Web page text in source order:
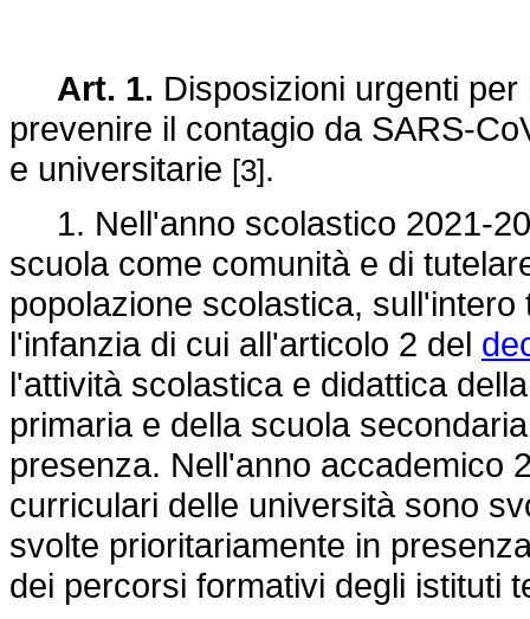
Art. 1. Disposizioni urgenti
prevenire il contagio da SARS-
e universitarie [3].
1. Nell'anno scolastico 2021-
scuola come comunità e di
popolazione scolastica,
l'infanzia di cui all'articolo 2 del
l'attività scolastica e didattica
primaria e della scuola
presenza. Nell'anno accademico
curriculari delle università sono
svolte prioritariamente in
dei percorsi formativi degli istituti